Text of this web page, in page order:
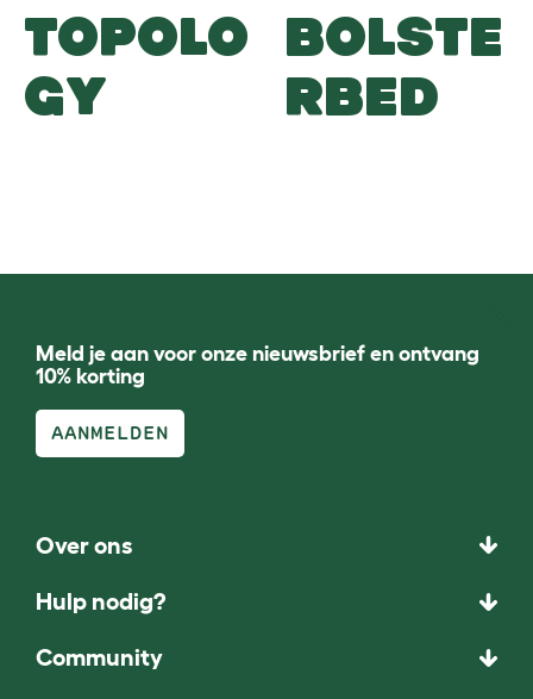
TOPOLO
GY
BOLSTE
RBED
Meld je aan voor onze nieuwsbrief en ontvang
10% korting
AANMELDEN
Over ons
Hulp nodig?
Community